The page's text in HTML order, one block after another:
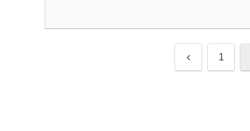
前 1